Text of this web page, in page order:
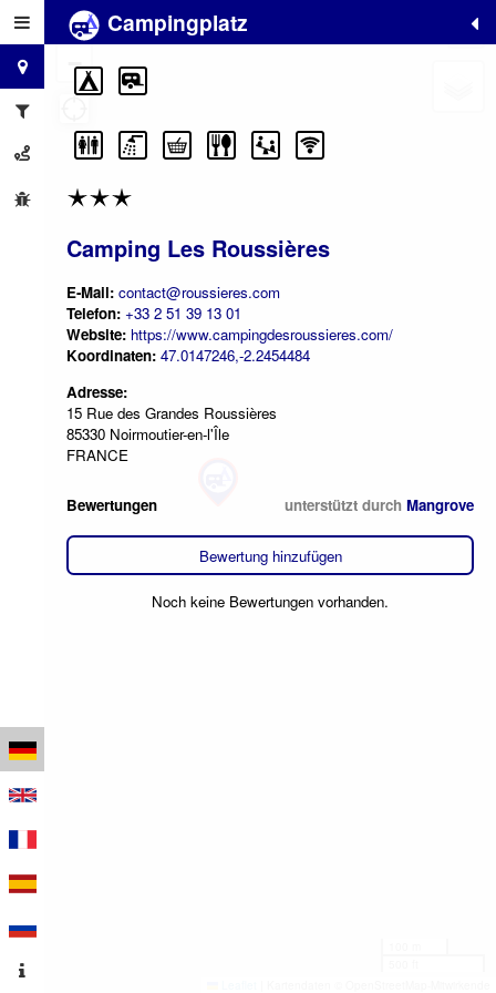
Campingplatz
Camping Les Roussières
E-Mail: contact@roussieres.com
Telefon: +33 2 51 39 13 01
Website: https://www.campingdesroussieres.com/
Koordinaten: 47.0147246,-2.2454484
Adresse:
15 Rue des Grandes Roussières
85330 Noirmoutier-en-l'Île
FRANCE
Bewertungen unterstützt durch Mangrove
Bewertung hinzufügen
Noch keine Bewertungen vorhanden.
+
−